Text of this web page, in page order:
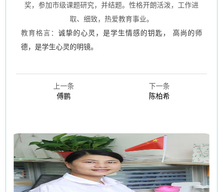
奖，参加市级课题研究，并结题。性格开朗活泼， 工作进
取、细致， 热爱教育事业。
教育格言：诚挚的心灵，是学生情感的钥匙，
高尚的师
德，是学生心灵的明镜。
上一条
傅鹏
下一条
陈柏希